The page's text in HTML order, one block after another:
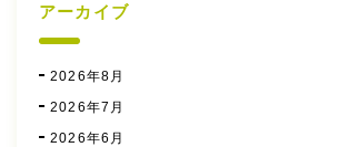
アーカイブ
2026年8月
2026年7月
2026年6月